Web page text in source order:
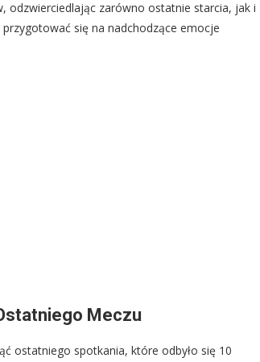
odzwierciedlając zarówno ostatnie starcia, jak i
się na nadchodzące emocje
Meczu
ostatniego spotkania, które odbyło się 10